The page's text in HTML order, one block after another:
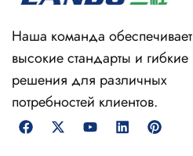
Наша команда обеспечивает
высокие стандарты и гибкие
решения для различных
потребностей клиентов.